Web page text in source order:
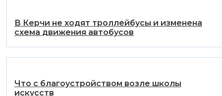
В Керчи не ходят троллейбусы и изменена
схема движения автобусов
Что с благоустройством возле школы
искусств